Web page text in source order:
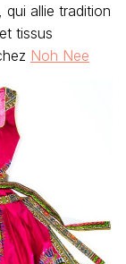
, qui allie tradition
tissus
Noh Nee